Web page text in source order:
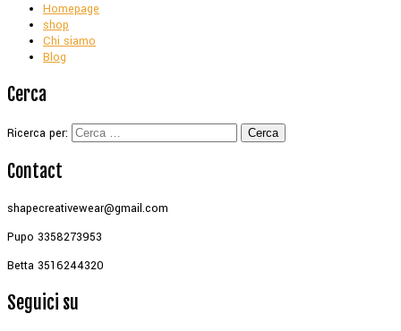
Homepage
shop
Chi siamo
Blog
Cerca
Ricerca per:
Contact
shapecreativewear@gmail.com
Pupo 3358273953
Betta 3516244320
Seguici su